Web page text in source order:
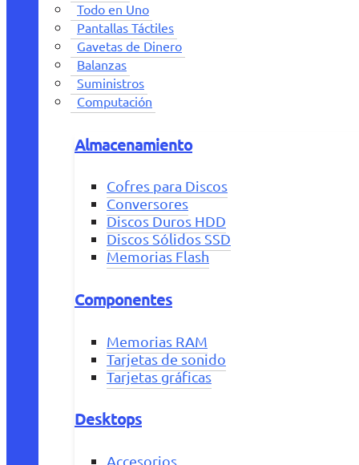
Todo en Uno
Pantallas Táctiles
Gavetas de Dinero
Balanzas
Suministros
Computación
Almacenamiento
Cofres para Discos
Conversores
Discos Duros HDD
Discos Sólidos SSD
Memorias Flash
Componentes
Memorias RAM
Tarjetas de sonido
Tarjetas gráficas
Desktops
Accesorios